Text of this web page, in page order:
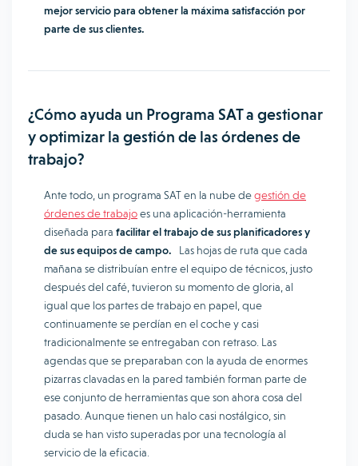
mejor servicio para obtener la máxima satisfacción por
parte de sus clientes.
¿Cómo ayuda un Programa SAT a gestionar
y optimizar la gestión de las órdenes de
trabajo?
Ante todo, un programa SAT en la nube degestión de
órdenes de trabajoes una aplicación-herramienta
diseñada para facilitar el trabajo de sus planificadores y
de sus equipos de campo. Las hojas de ruta que cada
mañana se distribuían entre el equipo de técnicos, justo
después del café, tuvieron su momento de gloria, al
igual que los partes de trabajo en papel, que
continuamente se perdían en el coche y casi
tradicionalmente se entregaban con retraso. Las
agendas que se preparaban con la ayuda de enormes
pizarras clavadas en la pared también forman parte de
ese conjunto de herramientas que son ahora cosa del
pasado. Aunque tienen un halo casi nostálgico, sin
duda se han visto superadas por una tecnología al
servicio de la eficacia.